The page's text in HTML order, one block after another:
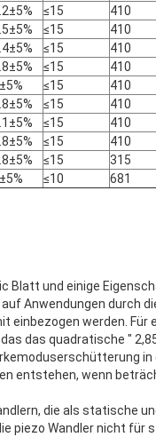
≤15 410
≤15 410
≤15 410
≤15 410
≤15 410
≤15 410
≤15 410
≤15 410
≤15 315
≤10 681
Blatt und einige
Anwendungen durch
einbezogen werden.
das quadratische ″
entstehen, wenn
die als statische
piezo Wandler nicht